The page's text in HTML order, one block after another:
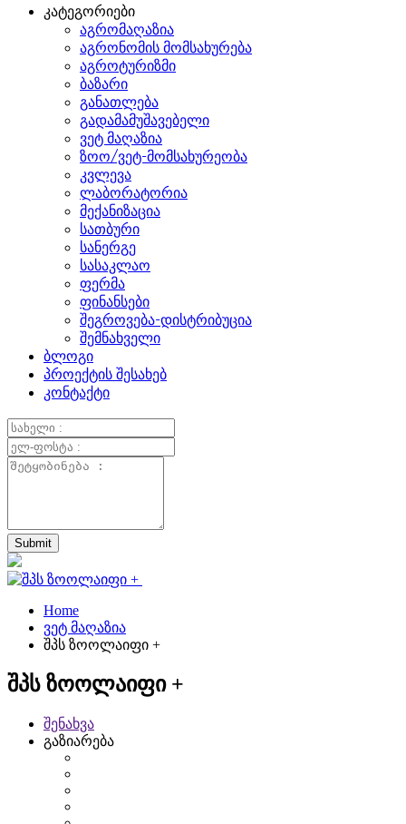
კატეგორიები
აგრომაღაზია
აგრონომის მომსახურება
აგროტურიზმი
ბაზარი
განათლება
გადამამუშავებელი
ვეტ მაღაზია
ზოო/ვეტ-მომსახურეობა
კვლევა
ლაბორატორია
მექანიზაცია
სათბური
სანერგე
სასაკლაო
ფერმა
ფინანსები
შეგროვება-დისტრიბუცია
შემნახველი
ბლოგი
პროექტის შესახებ
კონტაქტი
Home
ვეტ მაღაზია
შპს ზოოლაიფი +
შპს ზოოლაიფი +
შენახვა
გაზიარება